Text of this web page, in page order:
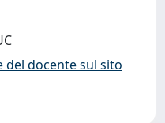
del docente sul sito